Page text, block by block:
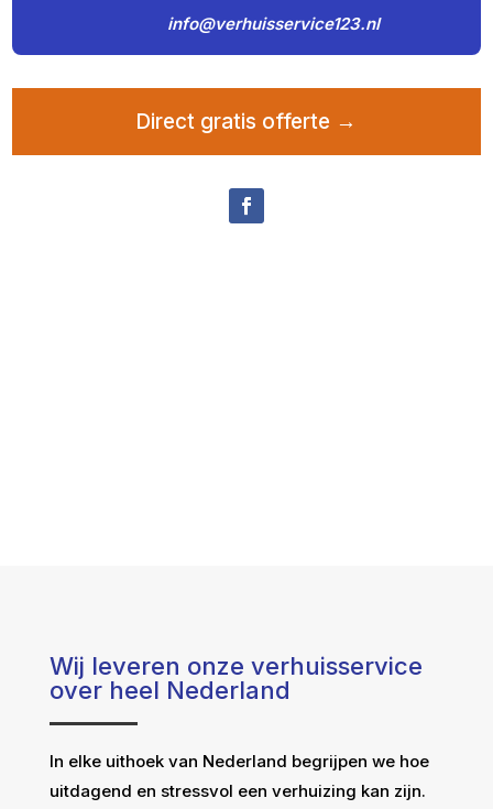
info@verhuisservice123.nl
Direct gratis offerte →
Wij leveren onze verhuisservice
over heel Nederland
In elke uithoek van Nederland begrijpen we hoe
uitdagend en stressvol een verhuizing kan zijn.